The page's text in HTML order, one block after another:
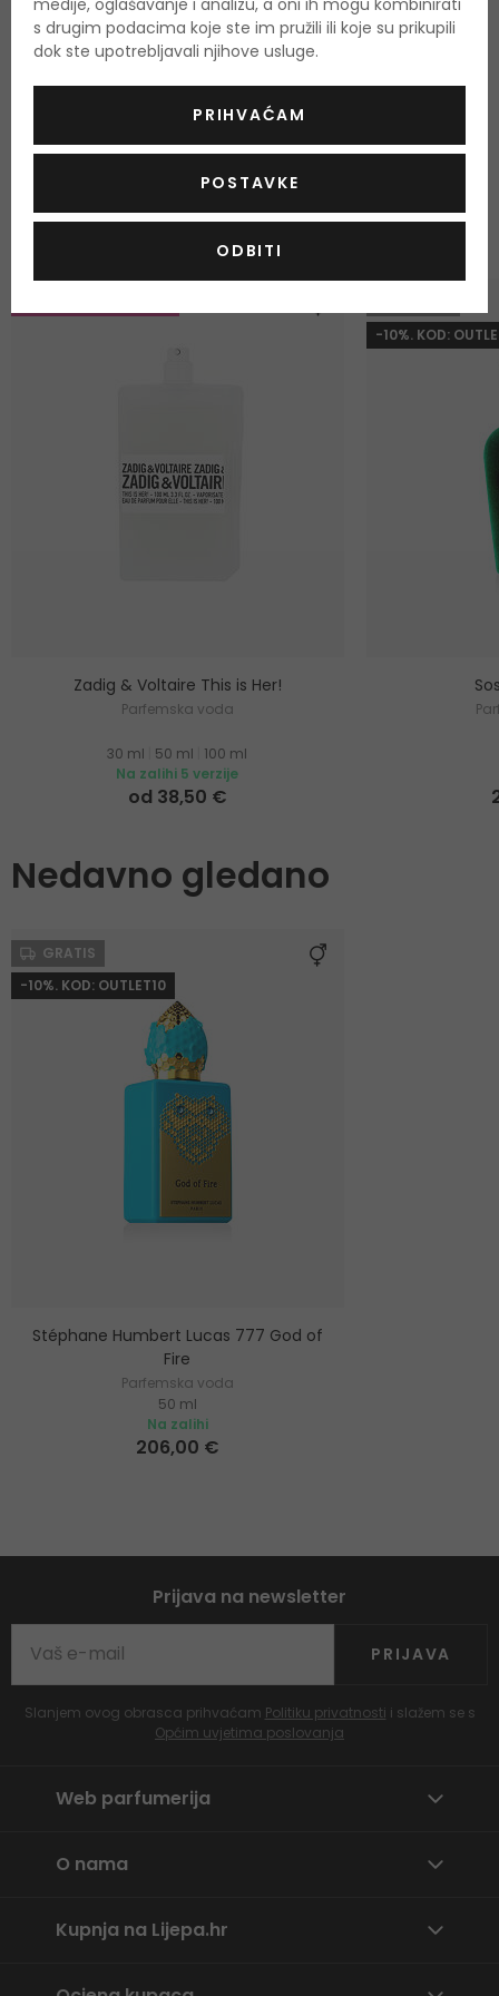
OCIJENITE PROIZVOD
Najprodavaniji proizvodi
Zadig & Voltaire This is Her!
Parfemska voda
30 ml 50 ml
100 ml
Na zalihi 5 verzije
od 38,50 €
-10%. KOD:
Nedavno gledano
GRATIS
-10%. KOD: OUTLET10
Stéphane Humbert Lucas 777 God of
Fire
Parfemska voda
50 ml
Na zalihi
206,00 €
Prijava na newsletter
PRIJAVA
Slanjem ovog obrasca prihvaćam Politiku privatnosti i slažem se s
Općim uvjetima poslovanja
Web parfumerija
O nama
Kupnja na Lijepa.hr
medije, oglašavanje i analizu, a oni ih mogu kombinirati
s drugim podacima koje ste im pružili ili koje su prikupili
dok ste upotrebljavali njihove usluge.
PRIHVAĆAM
POSTAVKE
ODBITI